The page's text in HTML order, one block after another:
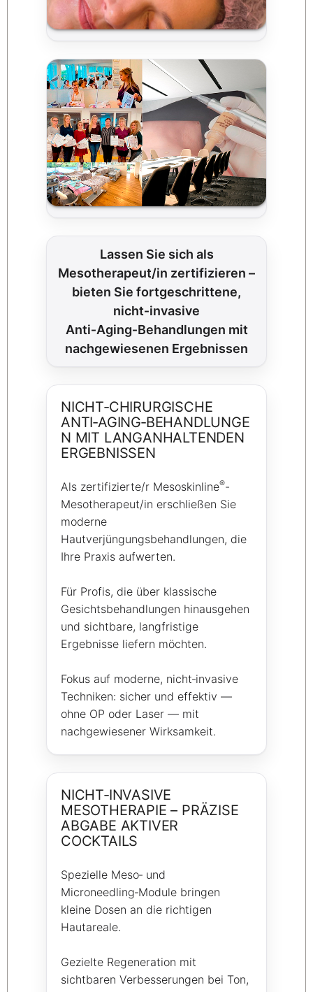
Lassen Sie sich als
Mesotherapeut/in zertifizieren –
bieten Sie fortgeschrittene,
nicht‑invasive
Anti‑Aging‑Behandlungen mit
nachgewiesenen Ergebnissen
NICHT‑CHIRURGISCHE
ANTI‑AGING‑BEHANDLUNGE
N MIT LANGANHALTENDEN
ERGEBNISSEN
Als zertifizierte/r Mesoskinline®-
Mesotherapeut/in erschließen Sie
moderne
Hautverjüngungsbehandlungen, die
Ihre Praxis aufwerten.
Für Profis, die über klassische
Gesichtsbehandlungen hinausgehen
und sichtbare, langfristige
Ergebnisse liefern möchten.
Fokus auf moderne, nicht‑invasive
Techniken: sicher und effektiv —
ohne OP oder Laser — mit
nachgewiesener Wirksamkeit.
NICHT‑INVASIVE
MESOTHERAPIE – PRÄZISE
ABGABE AKTIVER
COCKTAILS
Spezielle Meso‑ und
Microneedling‑Module bringen
kleine Dosen an die richtigen
Hautareale.
Gezielte Regeneration mit
sichtbaren Verbesserungen bei Ton,